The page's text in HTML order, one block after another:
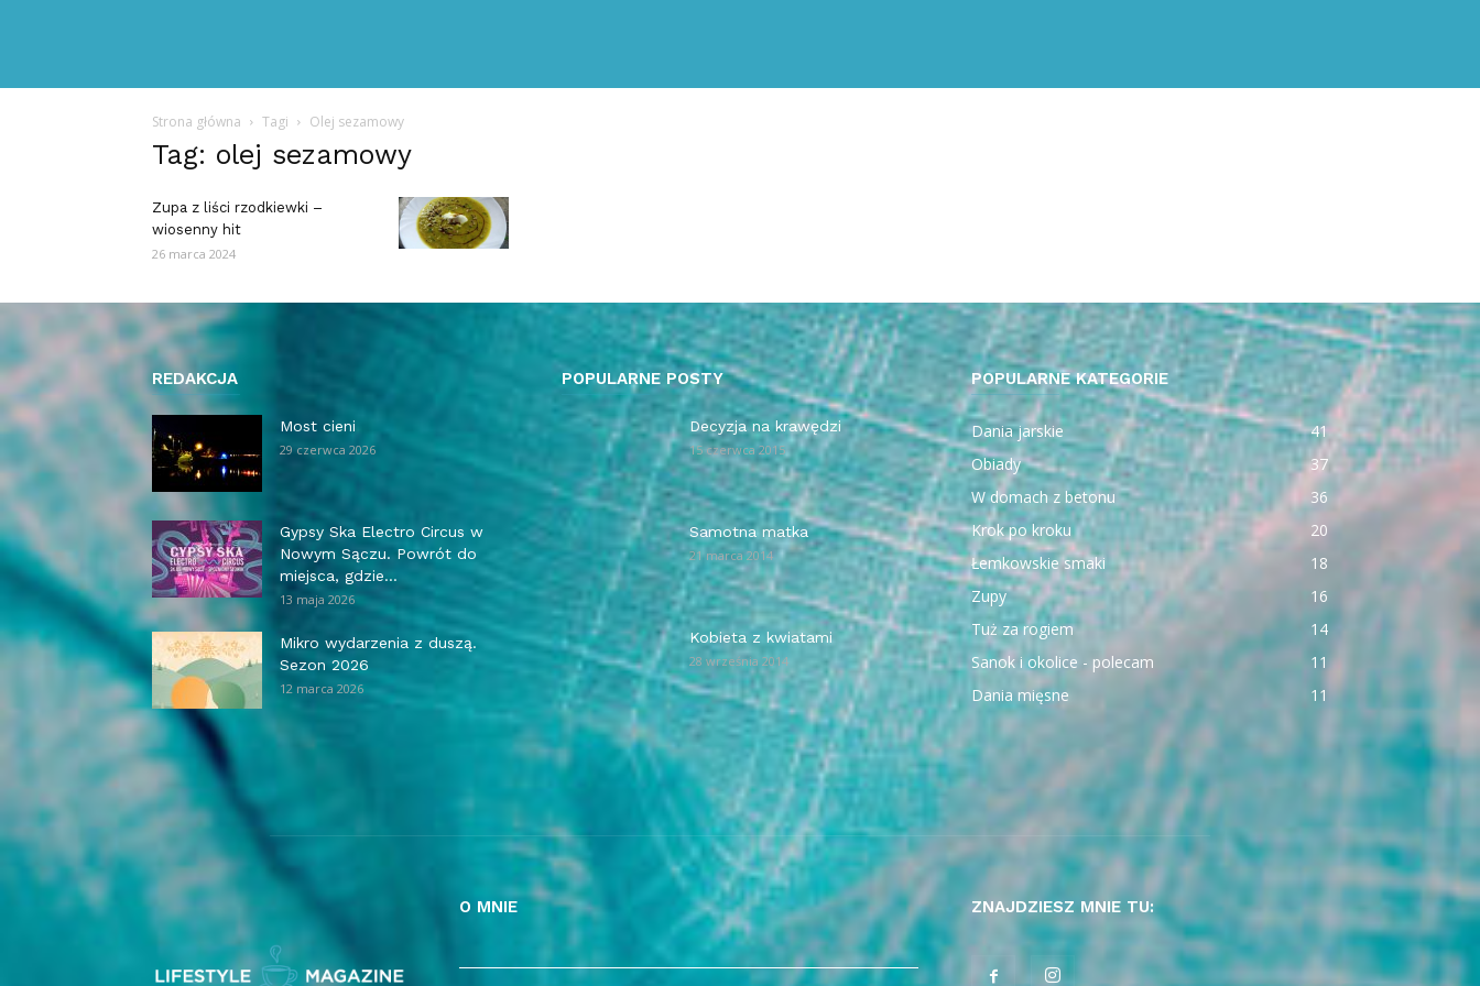
Strona główna Tagi Olej sezamowy
Tag: olej sezamowy
Zupa z liści rzodkiewki –
wiosenny hit
26 marca 2024
REDAKCJA
Most cieni
29 czerwca 2026
Gypsy Ska Electro Circus w
Nowym Sączu. Powrót do
miejsca, gdzie...
13 maja 2026
Mikro wydarzenia z duszą.
Sezon 2026
12 marca 2026
POPULARNE POSTY
Decyzja na krawędzi
15 czerwca 2015
Samotna matka
21 marca 2014
Kobieta z kwiatami
28 września 2014
POPULARNE KATEGORIE
Dania jarskie
41
Obiady
37
W domach z betonu
36
Krok po kroku
20
Łemkowskie smaki
18
Zupy
16
Tuż za rogiem
14
Sanok i okolice - polecam
11
Dania mięsne
11
O MNIE ZNAJDZIESZ MNIE TU: